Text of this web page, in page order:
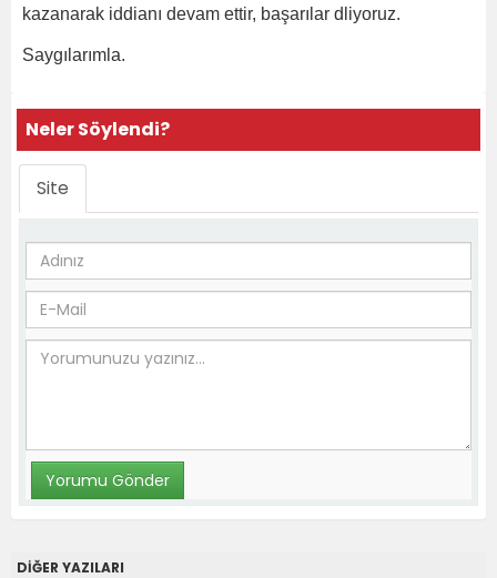
kazanarak iddianı devam ettir, başarılar dliyoruz.
Saygılarımla.
Neler Söylendi?
Site
DİĞER YAZILARI